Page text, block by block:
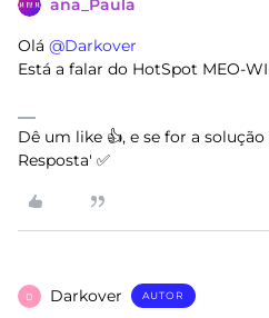
ana_Paula
Olá ​ @Darkover
Está a falar do HotSpot MEO-
Dê um like 👍, e se for a
Resposta' ✅
D Darkover AUTOR